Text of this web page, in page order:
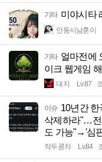
기타 미야시타
안동시남훈이
기타 얼마전에
이크 웹게임 해
대지 Lv.87
이슈 10년간 한
삭제하라"…전
도 가능"→'심
작두콩차 Lv.84